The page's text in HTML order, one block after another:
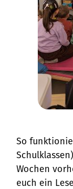
So
Wochen
euch ein